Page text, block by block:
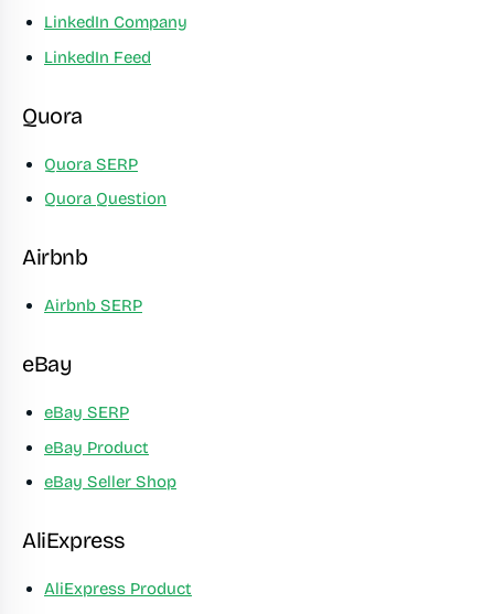
LinkedIn Company
LinkedIn Feed
Quora
Quora SERP
Quora Question
Airbnb
Airbnb SERP
eBay
eBay SERP
eBay Product
eBay Seller Shop
AliExpress
AliExpress Product